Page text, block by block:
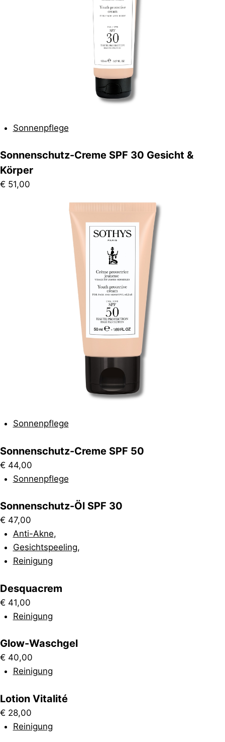
Sonnenpflege
Sonnenschutz-Creme SPF 30 Gesicht &
Körper
€ 51,00
Sonnenpflege
Sonnenschutz-Creme SPF 50
€ 44,00
Sonnenpflege
Sonnenschutz-Öl SPF 30
€ 47,00
Anti-Akne,
Gesichtspeeling,
Reinigung
Desquacrem
€ 41,00
Reinigung
Glow-Waschgel
€ 40,00
Reinigung
Lotion Vitalité
€ 28,00
Reinigung